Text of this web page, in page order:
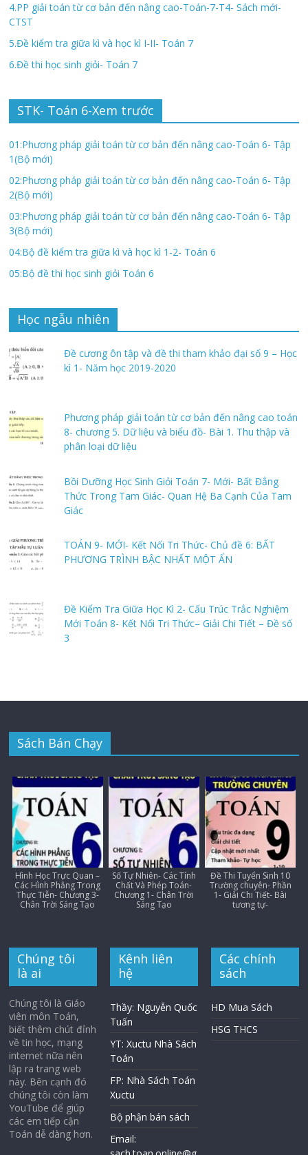
4.PP giải toán từ cơ bản đến nâng cao-Toán-7-T4- Sách mới-
CTST
5.Đề kiểm tra giữa kì và học kì I-II- Toán 7
6.Đề thi học sinh giỏi- Toán 7
STK- Toán 6-Xem trước
01:Phương pháp giải toán từ cơ bản đến nâng cao-Toán 6- Tập
1(Bộ mới)
02:Phương pháp giải toán từ cơ bản đến nâng cao-Toán 6- Tập
2(Bộ mới)
03:Phương pháp giải toán từ cơ bản đến nâng cao-Toán 6- Tập
3(Bộ mới)
04:Bộ đề kiểm tra giữa kì và học kì 1-2- Toán 6
05:Bộ đề thi học sinh giỏi Toán 6
Học ngẫu nhiên
Đề cương ôn tập và đề thi tham khảo đại số 9 – Học
kì 1- Năm học 2019-2020
Phương pháp giải toán từ cơ bản đến nâng cao toán
8- chương 5. Dữ liệu và biểu đồ- Bài 1. Thu thập và
phân loại dữ liệu
Bồi Dưỡng Học Sinh Giỏi Toán 7- Mới- Bất Đẳng
Thức Trong Tam Giác- Quan Hệ Ba Cạnh Của Tam
Giác
TOÁN 9- MỚI- Kết Nối Tri Thức- Chủ đề 6: BẤT
PHƯƠNG TRÌNH BẬC NHẤT MỘT ẨN
Đề Kiểm Tra Giữa Học Kì 2- Cấu Trúc Trắc Nghiệm
Mới Toán 8- Kết Nối Tri Thức– Giải Chi Tiết – Đề số
3
Sách Bán Chạy
Hình Học Trực Quan –
Các Hình Phẳng Trong
Thực Tiễn- Chương 3-
Chân Trời Sáng Tạo
Số Tự Nhiên- Các Tính
Chất Và Phép Toán-
Chương 1- Chân Trời
Sáng Tạo
Đề Thi Tuyển Sinh 10
Trường chuyên- Phần
1- Giải Chi Tiết- Bài
tương tự-
Chúng tôi
là ai
Chúng tôi là Giáo
viên môn Toán,
biết thêm chút đỉnh
về tin học, mạng
internet nữa nên
lập ra trang web
này. Bên cạnh đó
chúng tôi còn làm
YouTube để giúp
các em tiếp cận
Toán dễ dàng hơn.
Kênh liên
hệ
Thầy: Nguyễn Quốc
Tuấn
YT: Xuctu Nhà Sách
Toán
FP: Nhà Sách Toán
Xuctu
Bộ phận bán sách
Email:
Các chính
sách
HD Mua Sách
HSG THCS